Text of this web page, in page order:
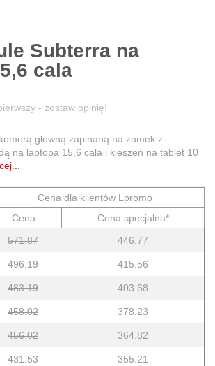
Subterra na
cala
- zostaw opinię!
główną zapinaną na zamek z
na laptopa 15,6 cala i kieszeń na tablet 10
Cena dla klientów Lpromo
Cena
Cena specjalna*
571.87 446.77
496.19 415.56
483.19 403.68
458.02 378.23
456.02 364.82
431.53 355.21